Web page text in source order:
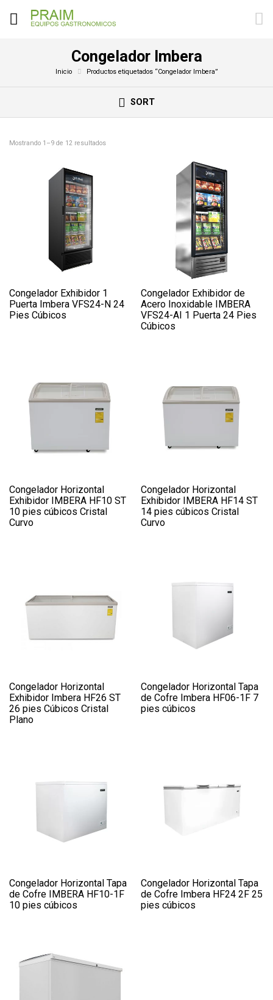
Congelador Imbera
Inicio Productos etiquetados “Congelador Imbera”
SORT
Mostrando 1–9 de 12 resultados
Congelador Exhibidor 1
Puerta Imbera VFS24-N 24
Pies Cúbicos
Congelador Exhibidor de
Acero Inoxidable IMBERA
VFS24-AI 1 Puerta 24 Pies
Cúbicos
Congelador Horizontal
Exhibidor IMBERA HF10 ST
10 pies cúbicos Cristal
Curvo
Congelador Horizontal
Exhibidor IMBERA HF14 ST
14 pies cúbicos Cristal
Curvo
Congelador Horizontal
Exhibidor Imbera HF26 ST
26 pies Cúbicos Cristal
Plano
Congelador Horizontal Tapa
de Cofre Imbera HF06-1F 7
pies cúbicos
Congelador Horizontal Tapa
de Cofre IMBERA HF10-1F
10 pies cúbicos
Congelador Horizontal Tapa
de Cofre Imbera HF24 2F 25
pies cúbicos